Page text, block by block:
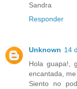
Sandra
Responder
Unknown 14
Hola guapa!,
encantada,
Siento no